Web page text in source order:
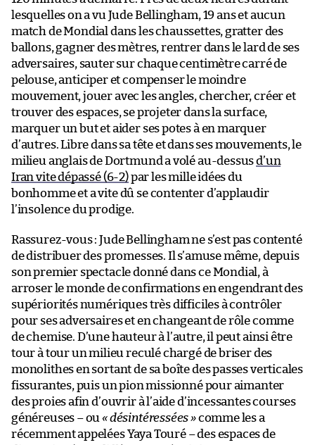
lesquelles on a vu Jude Bellingham, 19 ans et aucun
match de Mondial dans les chaussettes, gratter des
ballons, gagner des mètres, rentrer dans le lard de ses
adversaires, sauter sur chaque centimètre carré de
pelouse, anticiper et compenser le moindre
mouvement, jouer avec les angles, chercher, créer et
trouver des espaces, se projeter dans la surface,
marquer un but et aider ses potes à en marquer
d’autres. Libre dans sa tête et dans ses mouvements, le
milieu anglais de Dortmund a volé au-dessusd’un
Iran vite dépassé (6-2)par les mille idées du
bonhomme et a vite dû se contenter d’applaudir
l’insolence du prodige.
Rassurez-vous : Jude Bellingham ne s’est pas contenté
de distribuer des promesses. Il s’amuse même, depuis
son premier spectacle donné dans ce Mondial, à
arroser le monde de confirmations en engendrant des
supériorités numériques très difficiles à contrôler
pour ses adversaires et en changeant de rôle comme
de chemise. D’une hauteur à l’autre, il peut ainsi être
tour à tour un milieu reculé chargé de briser des
monolithes en sortant de sa boîte des passes verticales
fissurantes, puis un pion missionné pour aimanter
des proies afin d’ouvrir à l’aide d’incessantes courses
généreuses – ou« désintéressées »comme les a
récemment appelées Yaya Touré – des espaces de